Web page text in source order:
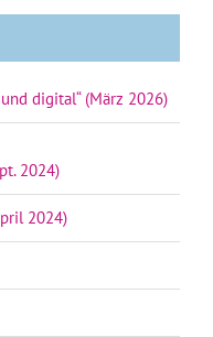
digital“ (März 2026)
2024)
2024)